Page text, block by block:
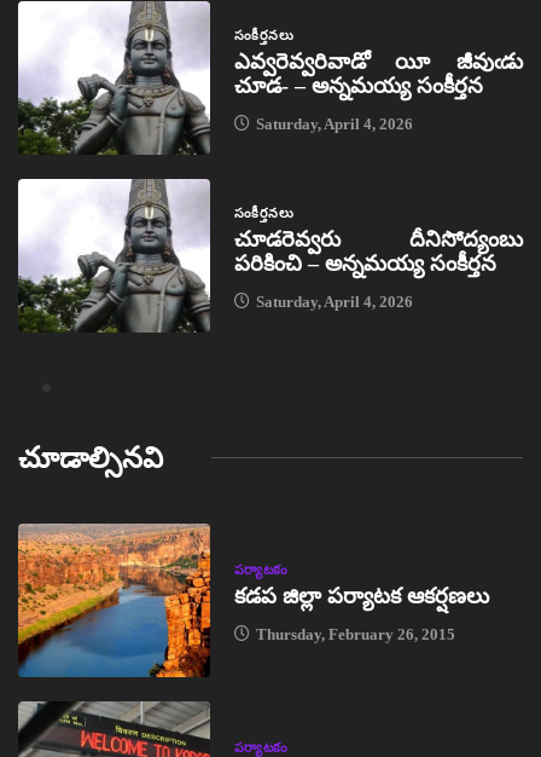
సంకీర్తనలు
ఎవ్వరెవ్వరివాడో యీ జీవుఁడు
చూడ- – అన్నమయ్య సంకీర్తన
Saturday, April 4, 2026
సంకీర్తనలు
చూడరెవ్వరు దీనిసోద్యంబు
పరికించి – అన్నమయ్య సంకీర్తన
Saturday, April 4, 2026
చూడాల్సినవి
పర్యాటకం
కడప జిల్లా పర్యాటక ఆకర్షణలు
Thursday, February 26, 2015
పర్యాటకం